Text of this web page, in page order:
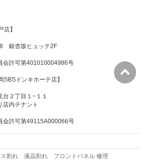
店】
銀杏坂ヒュッテ2F
会許可第401010004986号
SBSドンキホーテ店】
台２丁目１−１１
店内テナント
会許可第49115A000066号
割れ 液晶割れ フロントパネル 修理